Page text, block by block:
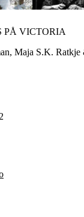
PÅ VICTORIA
Maja S.K. Ratkje